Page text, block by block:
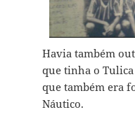
Havia também
que tinha o Tulica
que também era
Náutico.